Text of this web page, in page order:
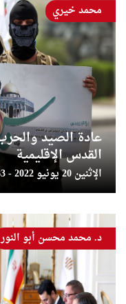
عادة الصيد
القدس الإقليمية
الإثنين 20 يونيو 2022 - 14:23:33
محمد خيري
د. محمد محسن أبو النور